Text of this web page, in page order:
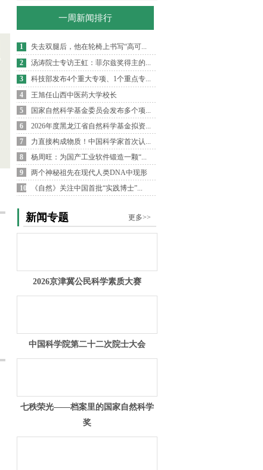
一周新闻排行
1
失去双腿后，他在轮椅上书写“高可...
2
汤涛院士专访王虹：菲尔兹奖得主的...
3
科技部发布4个重大专项、1个重点专...
4
王旭任山西中医药大学校长
5
国家自然科学基金委员会发布多个项...
6
2026年度黑龙江省自然科学基金拟资...
7
力直接构成物质！中国科学家首次认...
8
杨周旺：为国产工业软件锻造一颗“...
9
两个神秘祖先在现代人类DNA中现形
10
《自然》关注中国首批“实践博士”...
新闻专题 更多>>
2026京津冀公民科学素质大赛
中国科学院第二十二次院士大会
七秩荣光——档案里的国家自然科学
奖